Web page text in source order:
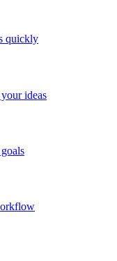
quickly
ideas